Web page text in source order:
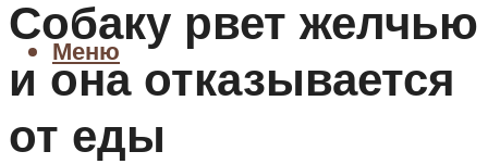
Меню
Собаку рвет желчью
и она отказывается
от еды